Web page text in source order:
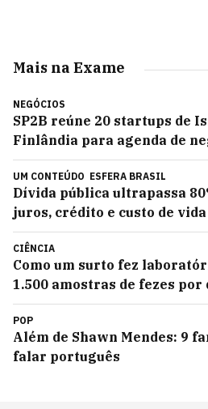
Mais na Exame
NEGÓCIOS
SP2B reúne 20 startups de
Finlândia para agenda de
UM CONTEÚDO ESFERA BRASIL
Dívida pública ultrapassa
juros, crédito e custo de vida
CIÊNCIA
Como um surto fez
1.500 amostras de fezes por
POP
Além de Shawn Mendes: 9
falar português